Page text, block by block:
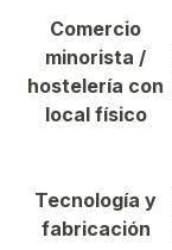
Comercio
minorista /
hostelería con
local físico
Tecnología y
fabricación